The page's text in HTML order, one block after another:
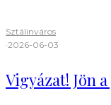
Sztálinváros
·2026-06-03
Vigyázat! Jön